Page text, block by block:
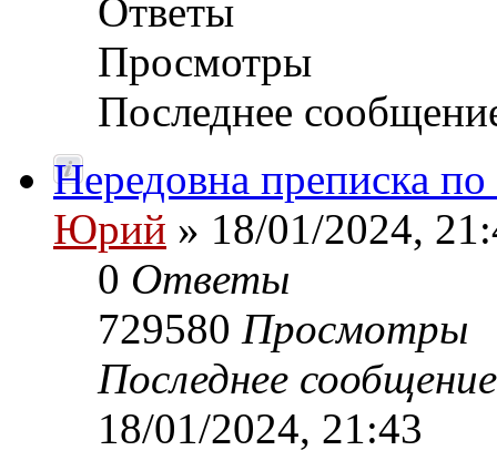
Ответы
Просмотры
Последнее
Нередовна преписка
Юрий » 18/01/2024,
0 Ответы
729580 Просмотры
Последнее
18/01/2024, 21:43